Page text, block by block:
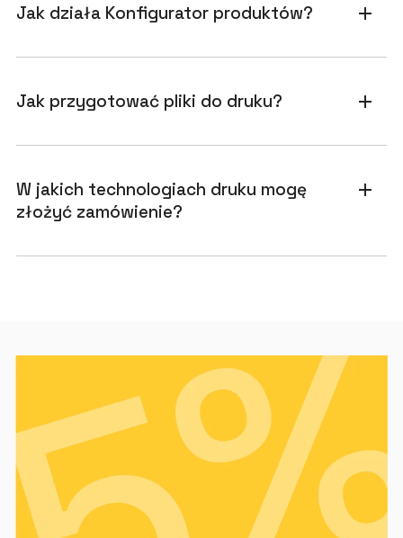
Jak działa Konfigurator produktów? add
Jak przygotować pliki do druku? add
W jakich technologiach druku mogę
złożyć zamówienie?
add